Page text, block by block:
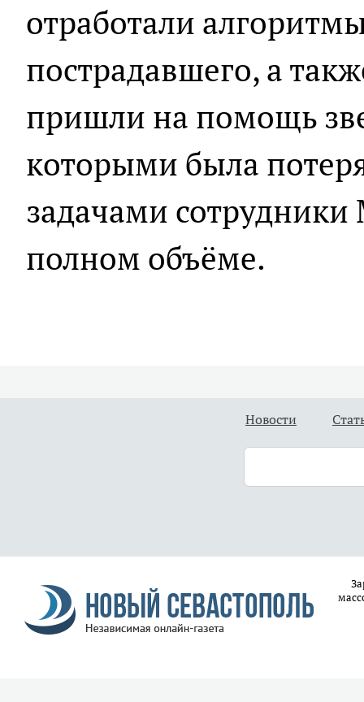
отработали
пострадавшего, а
пришли на помощь
которыми была
задачами
полном объёме.
Новости